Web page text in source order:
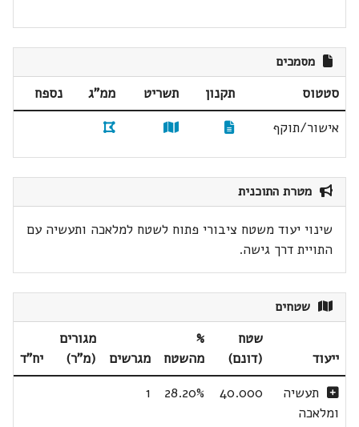
מסמכים
סטטוס תקנון תשריט ממ"ג
נספח
אישור/תוקף
מטרת התוכנית
שינוי יעוד משטח ציבורי פתוח לשטח למלאכה ותעשיה עם
התויית דרך גישה.
שטחים
ייעוד
שטח
(דונם)
%
מהשטח
מגרשים
מגורים
(מ"ר)
יח"ד
תעשיה
ומלאכה
40.000
28.20%
1